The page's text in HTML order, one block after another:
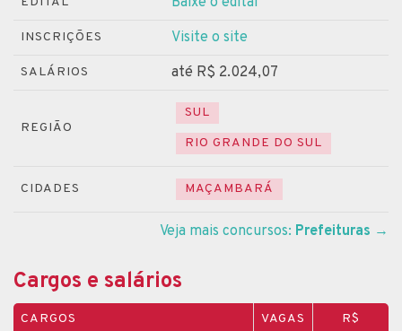
INSCRIÇÕES Visite o site
SALÁRIOS até R$ 2.024,07
REGIÃO
SUL
RIO GRANDE DO SUL
CIDADES MAÇAMBARÁ
Veja mais concursos: Prefeituras →
Cargos e salários
CARGOS VAGAS R$